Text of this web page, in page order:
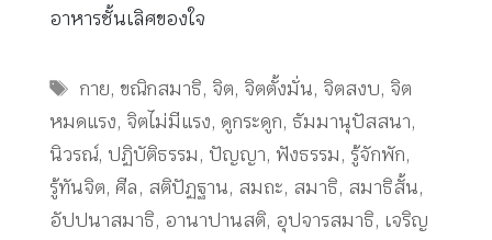
อาหารชั้นเลิศของใจ
Tags
กาย, ขณิกสมาธิ, จิต, จิตตั้งมั่น, จิตสงบ, จิต
หมดแรง, จิตไม่มีแรง, ดูกระดูก, ธัมมานุปัสสนา,
นิวรณ์, ปฏิบัติธรรม, ปัญญา, ฟังธรรม, รู้จักพัก,
รู้ทันจิต, ศีล, สติปัฏฐาน, สมถะ, สมาธิ, สมาธิสั้น,
อัปปนาสมาธิ, อานาปานสติ, อุปจารสมาธิ, เจริญ